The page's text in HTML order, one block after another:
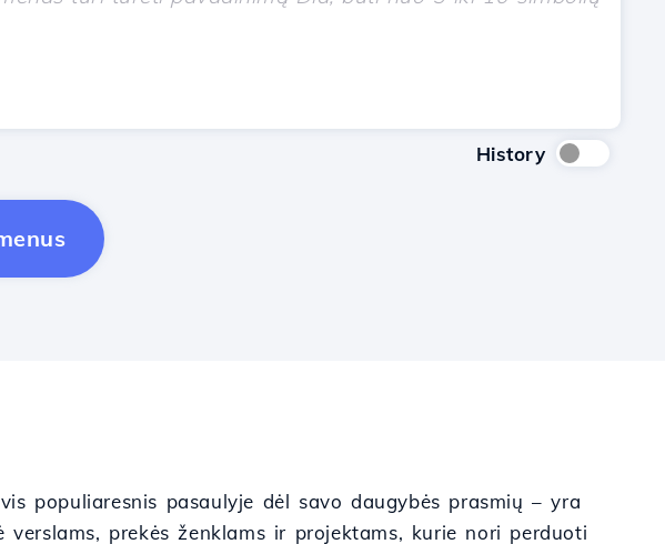
History
populiaresnis pasaulyje dėl savo daugybės prasmių – yra
prekės ženklams ir projektams, kurie nori perduoti